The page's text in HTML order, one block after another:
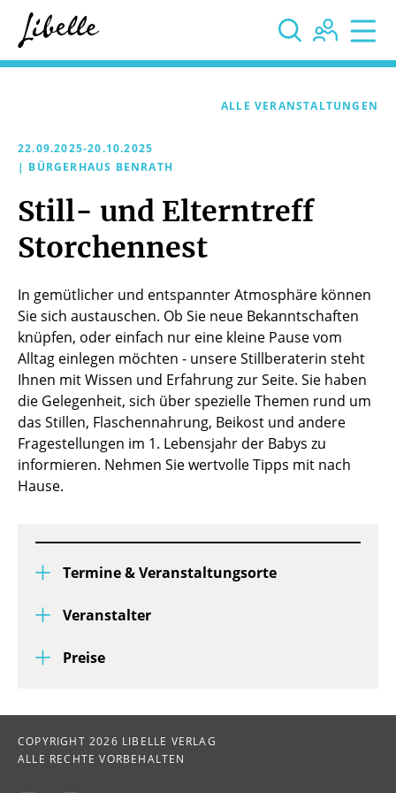
  
22.09.2025-20.10.2025
| BÜRGERHAUS BENRATH
ALLE VERANSTALTUNGEN
Still- und Elterntreff
Storchennest
In gemütlicher und entspannter Atmosphäre können
Sie sich austauschen. Ob Sie neue Bekanntschaften
knüpfen, oder einfach nur eine kleine Pause vom
Alltag einlegen möchten - unsere Stillberaterin steht
Ihnen mit Wissen und Erfahrung zur Seite. Sie haben
die Gelegenheit, sich über spezielle Themen rund um
das Stillen, Flaschennahrung, Beikost und andere
Fragestellungen im 1. Lebensjahr der Babys zu
informieren. Nehmen Sie wertvolle Tipps mit nach
Hause.
Termine & Veranstaltungsorte
Veranstalter
Preise
COPYRIGHT 2026 LIBELLE VERLAG
ALLE RECHTE VORBEHALTEN